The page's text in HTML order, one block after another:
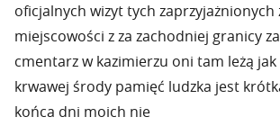
oficjalnych wizyt tych zaprzyjażnionych
miejscowości z za zachodniej granicy
cmentarz w kazimierzu oni tam leżą
krwawej środy pamięć ludzka jest
końca dni moich nie